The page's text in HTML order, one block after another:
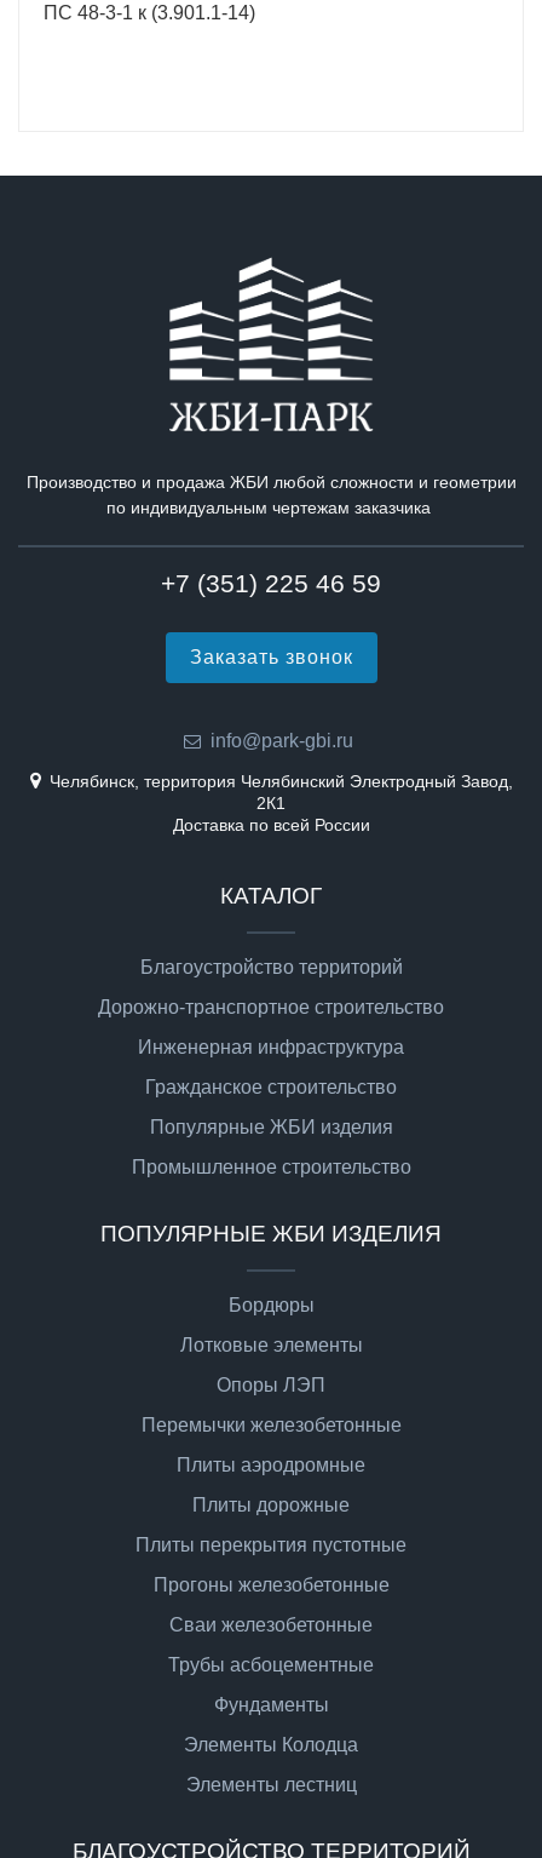
ПС 48-3-1 к (3.901.1-14)
Производство и продажа ЖБИ любой сложности и геометрии
по индивидуальным чертежам заказчика
+7 (351) 225 46 59
Заказать звонок
info@park-gbi.ru
Челябинск, территория Челябинский Электродный Завод,
2К1
Доставка по всей России
КАТАЛОГ
Благоустройство территорий
Дорожно-транспортное строительство
Инженерная инфраструктура
Гражданское строительство
Популярные ЖБИ изделия
Промышленное строительство
ПОПУЛЯРНЫЕ ЖБИ ИЗДЕЛИЯ
Бордюры
Лотковые элементы
Опоры ЛЭП
Перемычки железобетонные
Плиты аэродромные
Плиты дорожные
Плиты перекрытия пустотные
Прогоны железобетонные
Сваи железобетонные
Трубы асбоцементные
Фундаменты
Элементы Колодца
Элементы лестниц
БЛАГОУСТРОЙСТВО ТЕРРИТОРИЙ